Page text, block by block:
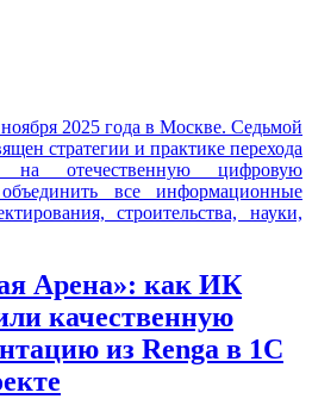
2025 года в Москве. Седьмой
стратегии и практике перехода
на отечественную цифровую
все информационные
строительства, науки,
Арена»: как ИК
качественную
из Renga в 1С